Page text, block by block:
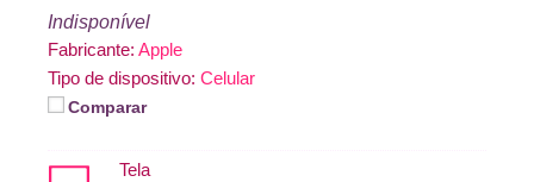
Indisponível
Fabricante: Apple
Tipo de dispositivo: Celular
Comparar
Tela